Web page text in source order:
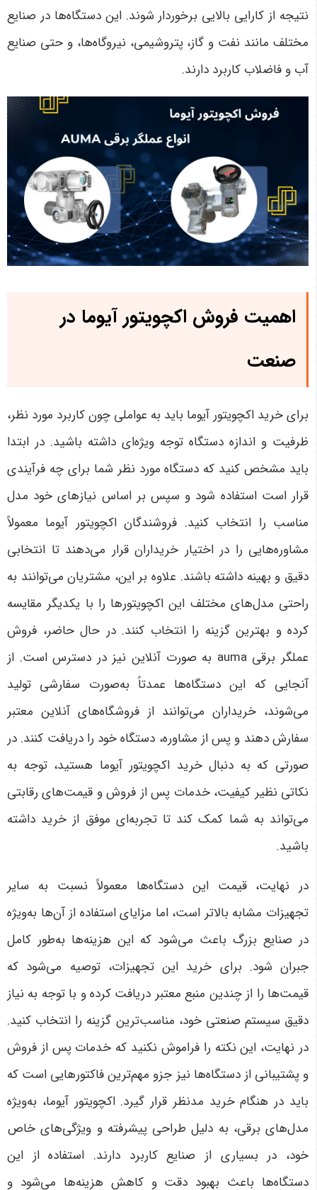
نتیجه از کارایی بالایی برخوردار شوند. این دستگاه‌ها در صنایع
مختلف مانند نفت و گاز، پتروشیمی، نیروگاه‌ها، و حتی صنایع
آب و فاضلاب کاربرد دارند.
اهمیت فروش اکچویتور آیوما در
صنعت
برای خرید اکچویتور آیوما باید به عواملی چون کاربرد مورد نظر،
ظرفیت و اندازه دستگاه توجه ویژه‌ای داشته باشید. در ابتدا
باید مشخص کنید که دستگاه مورد نظر شما برای چه فرآیندی
قرار است استفاده شود و سپس بر اساس نیازهای خود مدل
مناسب را انتخاب کنید. فروشندگان اکچویتور آیوما معمولاً
مشاوره‌هایی را در اختیار خریداران قرار می‌دهند تا انتخابی
دقیق و بهینه داشته باشند. علاوه بر این، مشتریان می‌توانند به
راحتی مدل‌های مختلف این اکچویتورها را با یکدیگر مقایسه
کرده و بهترین گزینه را انتخاب کنند. در حال حاضر، فروش
عملگر برقی auma
به صورت آنلاین نیز در دسترس است. از
آنجایی که این دستگاه‌ها عمدتاً به‌صورت سفارشی تولید
می‌شوند، خریداران می‌توانند از فروشگاه‌های آنلاین معتبر
سفارش دهند و پس از مشاوره، دستگاه خود را دریافت کنند. در
صورتی که به دنبال خرید اکچویتور آیوما هستید، توجه به
نکاتی نظیر کیفیت، خدمات پس از فروش و قیمت‌های رقابتی
می‌تواند به شما کمک کند تا تجربه‌ای موفق از خرید داشته
باشید.
در نهایت، قیمت این دستگاه‌ها معمولاً نسبت به سایر
تجهیزات مشابه بالاتر است، اما مزایای استفاده از آن‌ها به‌ویژه
در صنایع بزرگ باعث می‌شود که این هزینه‌ها به‌طور کامل
جبران شود. برای خرید این تجهیزات، توصیه می‌شود که
قیمت‌ها را از چندین منبع معتبر دریافت کرده و با توجه به نیاز
دقیق سیستم صنعتی خود، مناسب‌ترین گزینه را انتخاب کنید.
در نهایت، این نکته را فراموش نکنید که خدمات پس از فروش
و پشتیبانی از دستگاه‌ها نیز جزو مهم‌ترین فاکتورهایی است که
باید در هنگام خرید مدنظر قرار گیرد. اکچویتور آیوما، به‌ویژه
مدل‌های برقی، به دلیل طراحی پیشرفته و ویژگی‌های خاص
خود، در بسیاری از صنایع کاربرد دارند. استفاده از این
دستگاه‌ها باعث بهبود دقت و کاهش هزینه‌ها می‌شود و